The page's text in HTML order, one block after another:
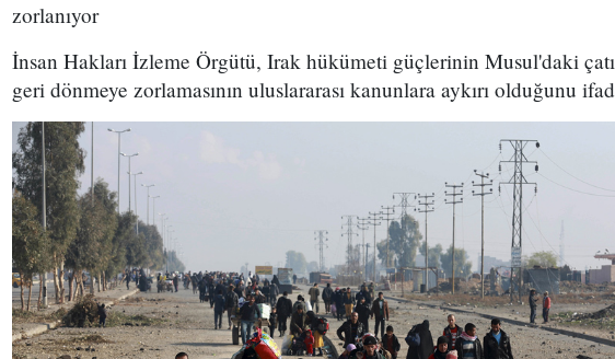
zorlanıyor
İnsan Hakları İzleme Örgütü, Irak hükümeti güçlerinin Musul'daki
geri dönmeye zorlamasının uluslararası kanunlara aykırı olduğunu